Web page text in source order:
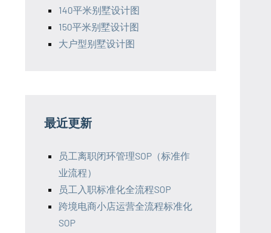
140平米别墅设计图
150平米别墅设计图
大户型别墅设计图
最近更新
员工离职闭环管理SOP（标准作
业流程）
员工入职标准化全流程SOP
跨境电商小店运营全流程标准化
SOP